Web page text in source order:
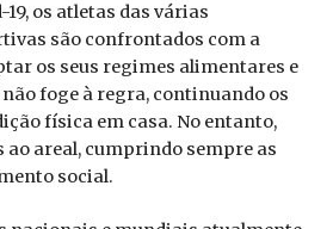
os atletas das várias
são confrontados com a
os seus regimes alimentares e
foge à regra, continuando os
física em casa. No entanto,
ao areal, cumprindo sempre as
social.